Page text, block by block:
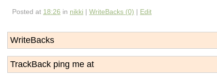
Posted at 18:26 in nikki WriteBacks (0) Edit
WriteBacks
TrackBack ping me at